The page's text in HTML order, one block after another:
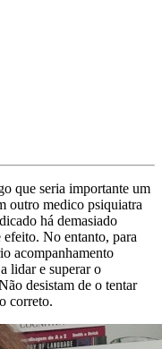
que seria importante um
outro medico psiquiatra
há demasiado
No entanto, para
acompanhamento
lidar e superar o
desistam de o tentar
correto.